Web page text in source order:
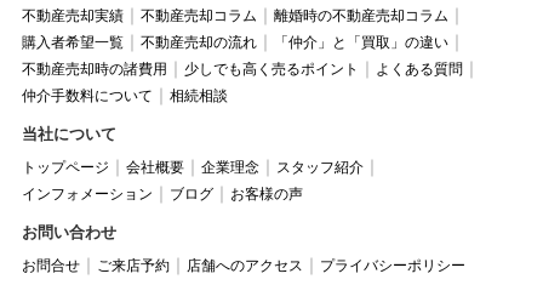
不動産売却実績
不動産売却コラム
離婚時の不動産売却コラム
購入者希望一覧
不動産売却の流れ
「仲介」と「買取」の違い
不動産売却時の諸費用
少しでも高く売るポイント
よくある質問
仲介手数料について
相続相談
当社について
トップページ 会社概要 企業理念
スタッフ紹介
インフォメーション
ブログ お客様の声
お問い合わせ
お問合せ ご来店予約 店舗へのアクセス プライバシーポリシー